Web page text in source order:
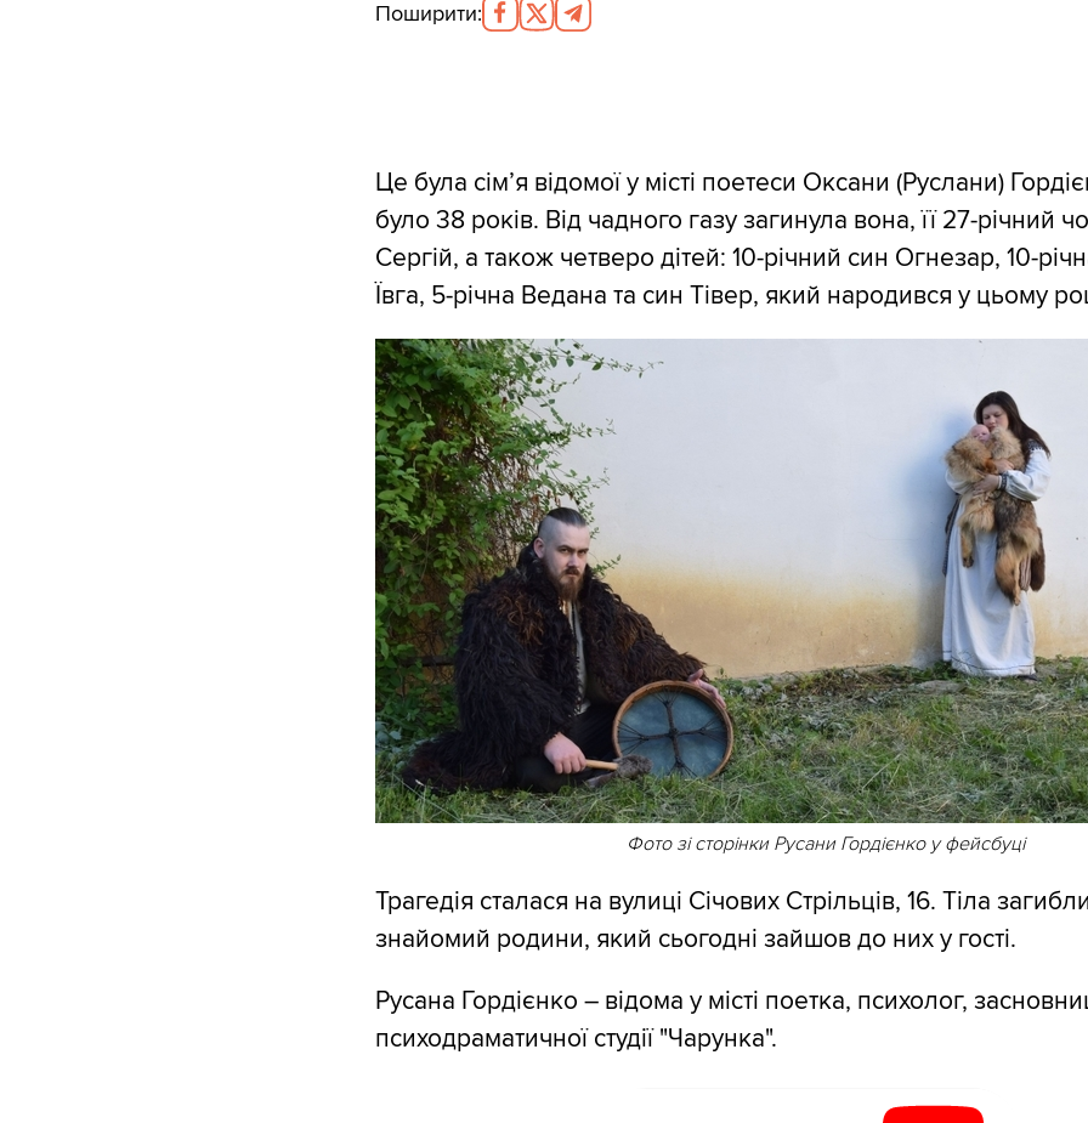
Поширити:
Це була сім’я відомої у місті поетеси Оксани (Руслани)
було 38 років. Від чадного газу загинула вона, її 27-річний
Сергій, а також четверо дітей: 10-річний син Огнезар, 10-
Ївга, 5-річна Ведана та син Тівер, який народився у цьому
Фото зі сторінки Русани Гордієнко у фейсбуці
Трагедія сталася на вулиці Січових Стрільців, 16. Тіла
знайомий родини, який сьогодні зайшов до них у гості.
Русана Гордієнко – відома у місті поетка, психолог,
психодраматичної студії "Чарунка".